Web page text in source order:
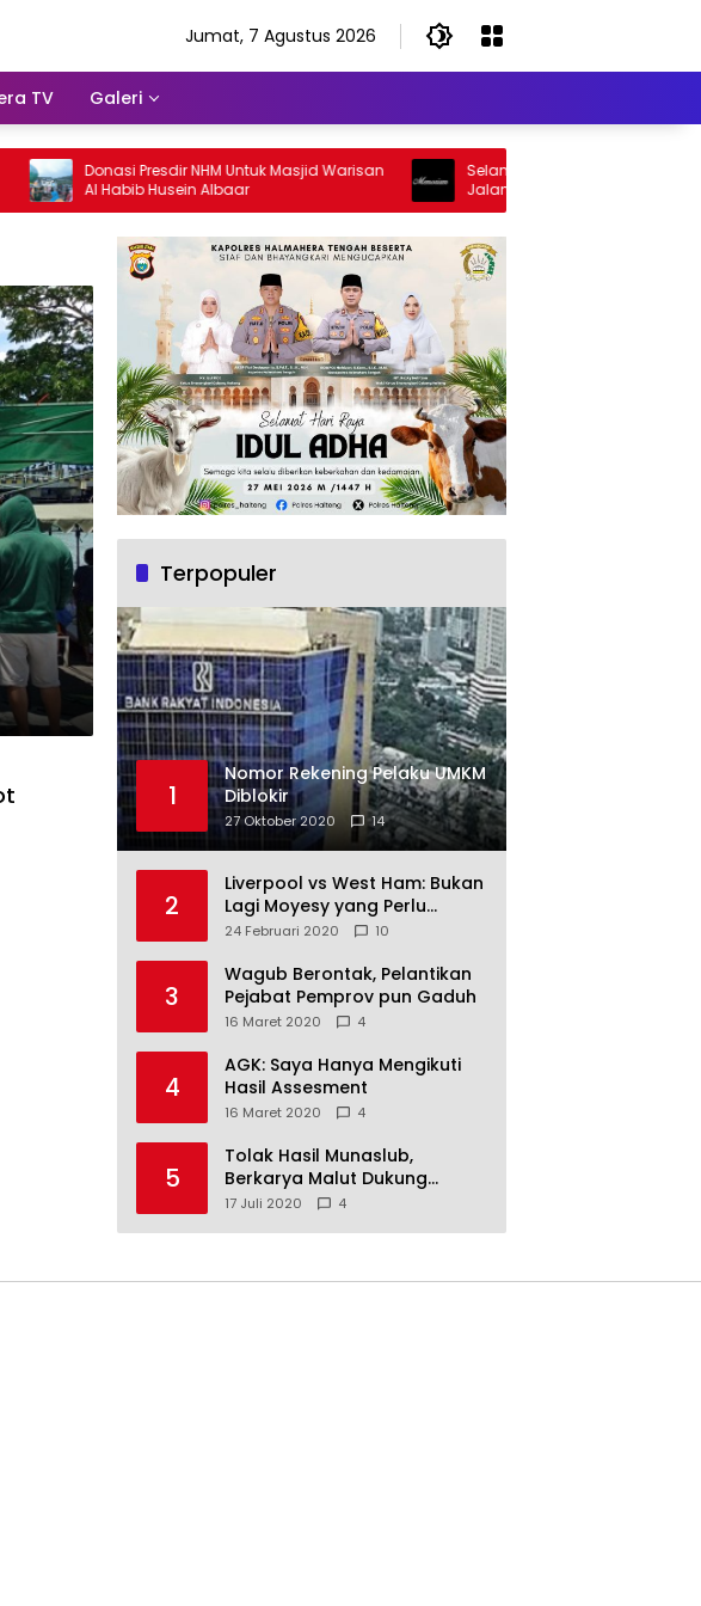
Jumat, 7 Agustus 2026
TV Galeri
Donasi Presdir NHM Untuk Masjid Warisan
Al Habib Husein Albaar
Selamat Jalan Sang Inspirator,
Jalan Abangku Yuslam Idris
Terpopuler
1
Nomor Rekening Pelaku UMKM
Diblokir
27 Oktober 2020 14
2
Liverpool vs West Ham: Bukan
Lagi Moyesy yang Perlu
Ditakuti
24 Februari 2020 10
3
Wagub Berontak, Pelantikan
Pejabat Pemprov pun Gaduh
16 Maret 2020 4
4
AGK: Saya Hanya Mengikuti
Hasil Assesment
16 Maret 2020 4
5
Tolak Hasil Munaslub,
Berkarya Malut Dukung
Tommy Soeharto
17 Juli 2020 4